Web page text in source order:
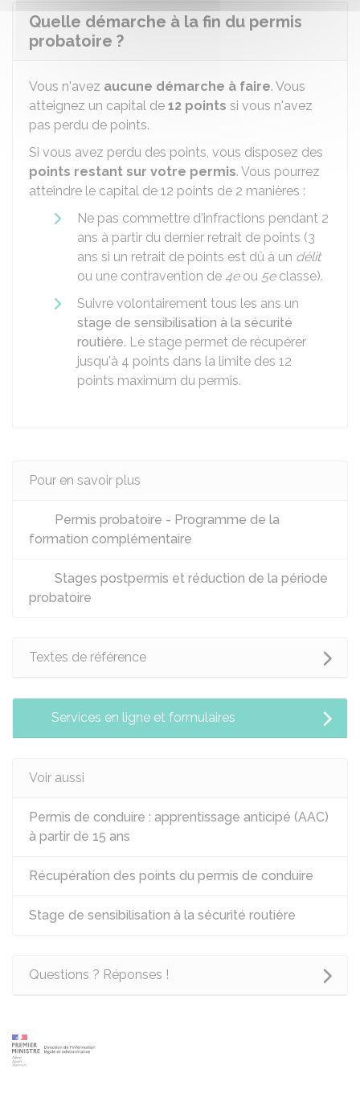
Quelle démarche à la fin du permis
probatoire ?
Vous n'avez aucune démarche à faire. Vous
atteignez un capital de 12 points si vous n'avez
pas perdu de points.
Si vous avez perdu des points, vous disposez des
points restant sur votre permis. Vous pourrez
atteindre le capital de 12 points de 2 manières :
Ne pas commettre d'infractions pendant 2
ans à partir du dernier retrait de points (3
ans si un retrait de points est dû à un délit
ou une contravention de 4eou 5eclasse).
Suivre volontairement tous les ans un
stage de sensibilisation à la sécurité
routière. Le stage permet de récupérer
jusqu'à 4 points dans la limite des 12
points maximum du permis.
Pour en savoir plus
Permis probatoire - Programme de la
formation complémentaire
Stages postpermis et réduction de la période
probatoire
Textes de référence
Services en ligne et formulaires
Voir aussi
Permis de conduire : apprentissage anticipé (AAC)
à partir de 15 ans
Récupération des points du permis de conduire
Stage de sensibilisation à la sécurité routière
Questions ? Réponses !